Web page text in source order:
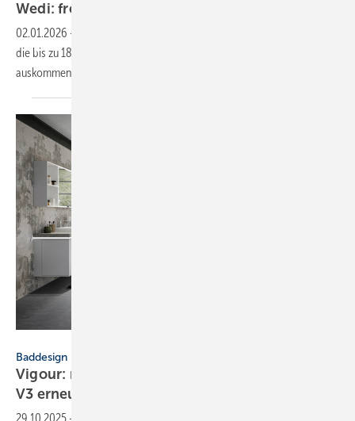
Wedi: frei­ste­hen­de Trenn­wän­de bis 180
02.01.2026 -
die bis zu 180 cm breit sind und ohne Deckenbefestigung
auskommen.
Baddesign
Vigour: neue Strategie und Design­linie Derby
V3 erneuert